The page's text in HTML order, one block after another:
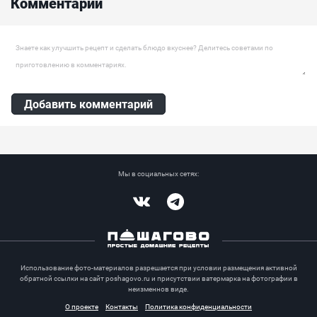
Оставить комментарий
Добавить комментарий
Мы в социальных сетях:
Использование фото-материалов разрешается при условии размещения активной
обратной ссылки на сайт poshagovo.ru и присутствии ватермарка на фотографии в
неизменнов виде.
О проекте
Контакты Политика конфиденциальности